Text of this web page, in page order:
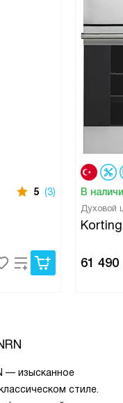
5 (3) В
Духовой
61 490
— изысканное
стиле.